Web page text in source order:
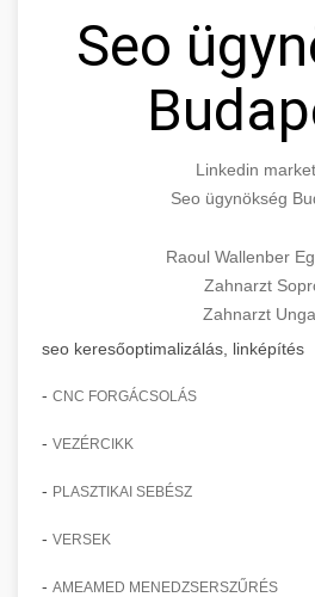
Seo
Linkedin
Seo ügynökség
Raoul Wallenber
Zahnarzt
Zahnarzt
seo keresőoptimalizálás, linképítés
- CNC FORGÁCSOLÁS
- VEZÉRCIKK
- PLASZTIKAI SEBÉSZ
- VERSEK
- AMEAMED MENEDZSERSZŰRÉS